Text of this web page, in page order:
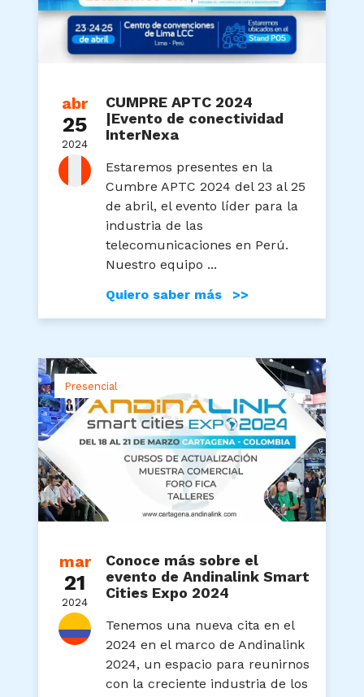
abr
25
2024
CUMPRE APTC 2024
|Evento de conectividad
InterNexa
Estaremos presentes en la
Cumbre APTC 2024 del 23 al 25
de abril, el evento líder para la
industria de las
telecomunicaciones en Perú.
Nuestro equipo ...
Quiero saber más >>
mar
21
2024
Presencial
Conoce más sobre el
evento de Andinalink Smart
Cities Expo 2024
Tenemos una nueva cita en el
2024 en el marco de Andinalink
2024, un espacio para reunirnos
con la creciente industria de los